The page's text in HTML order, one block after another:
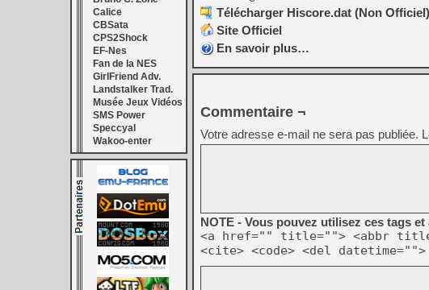
Calice
CBSata
CPS2Shock
EF-Nes
Fan de la NES
GirlFriend Adv.
Landstalker Trad.
Musée Jeux Vidéos
SMS Power
Speccyal
Wakoo-enter
Télécharger Hiscore.dat (Non
Site Officiel
En savoir plus…
Commentaire ¬
Votre adresse e-mail ne sera pas publiée.
NOTE - Vous pouvez utilisez ces tags
<a href="" title=""> <abbr
<cite> <code> <del